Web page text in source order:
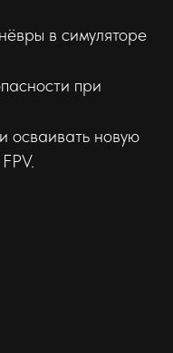
в симуляторе
при
осваивать новую